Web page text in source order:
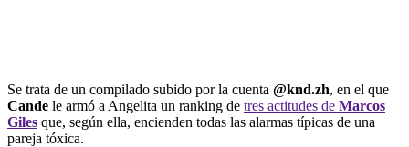
Se trata de un compilado subido por la cuenta @knd.zh, en el que
Cande le armó a Angelita un ranking de tres actitudes de Marcos
Giles que, según ella, encienden todas las alarmas típicas de una
pareja tóxica.